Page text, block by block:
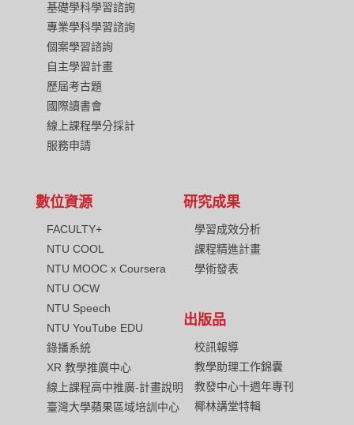
基礎學科學習諮詢
專業學科學習諮詢
個案學習諮詢
自主學習計畫
歷屆考古題
國際讀書會
線上課程學分採計
服務申請
數位資源
FACULTY+
NTU COOL
NTU MOOC x Coursera
NTU OCW
NTU Speech
NTU YouTube EDU
錄播系統
XR 教學推廣中心
線上課程高中推廣-計畫說明
臺灣大學蘋果區域培訓中心
研究成果
學習成效分析
課程精進計畫
學術發表
出版品
校訊報導
教學助理工作錦囊
教發中心十週年專刊
椰林講堂特輯